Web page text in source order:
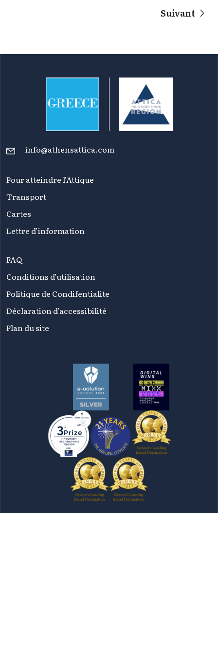
Suivant
info@athensattica.com
Pour atteindre l’Attique
Transport
Cartes
Lettre d’information
FAQ
Conditions d’utilisation
Politique de Condifentialite
Déclaration d’accessibilité
Plan du site